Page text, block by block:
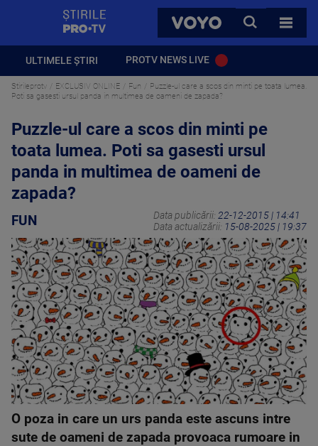
VOYO
CAUTA
TOATE
ULTIMELE ȘTIRI PROTV NEWS LIVE
Stirileprotv EXCLUSIV ONLINE Fun
Puzzle-ul care a scos din minti pe toata lumea.
Poti sa gasesti ursul panda in multimea de oameni de zapada?
Puzzle-ul care a scos din minti pe
toata lumea. Poti sa gasesti ursul
panda in multimea de oameni de
zapada?
FUN Data publicării: 22-12-2015 | 14:41
Data actualizării: 15-08-2025 | 19:37
O poza in care un urs panda este ascuns intre
sute de oameni de zapada provoaca rumoare in